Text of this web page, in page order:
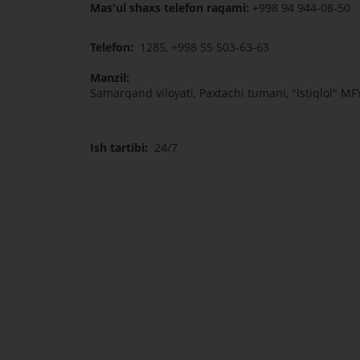
Mas'ul shaxs telefon raqami: +998 94 944-08-50
Telefon: 1285, +998 55 503-63-63
Manzil:
Samarqand viloyati, Paxtachi tumani, "Istiqlol"
Ish tartibi: 24/7